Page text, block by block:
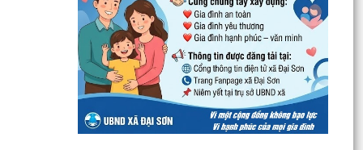
đốc Sở Y tế thực hiện cấp, cấp lại giấy phép
hoạt...
Xã Đại Sơn triển khai thực hiện Nghị quyết số
66.18/2026/NQ-CP của Chính phủ về công tác
phòng...
UBND xã Đại Sơn triển khai công tác tuyên